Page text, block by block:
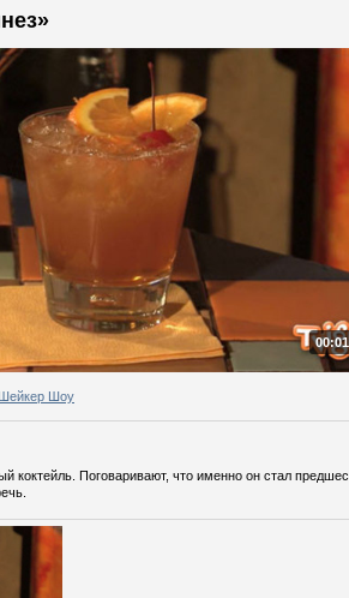
Шейкер Шоу
коктейль. Поговаривают, что именно он стал